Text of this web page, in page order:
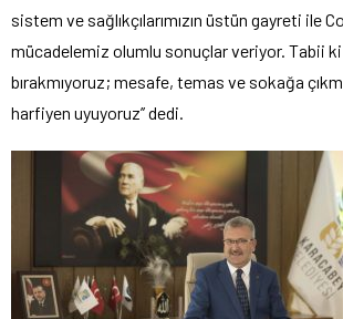
sistem ve sağlıkçılarımızın üstün gayreti ile
mücadelemiz olumlu sonuçlar veriyor. Tabii
bırakmıyoruz; mesafe, temas ve sokağa
harfiyen uyuyoruz’’ dedi.